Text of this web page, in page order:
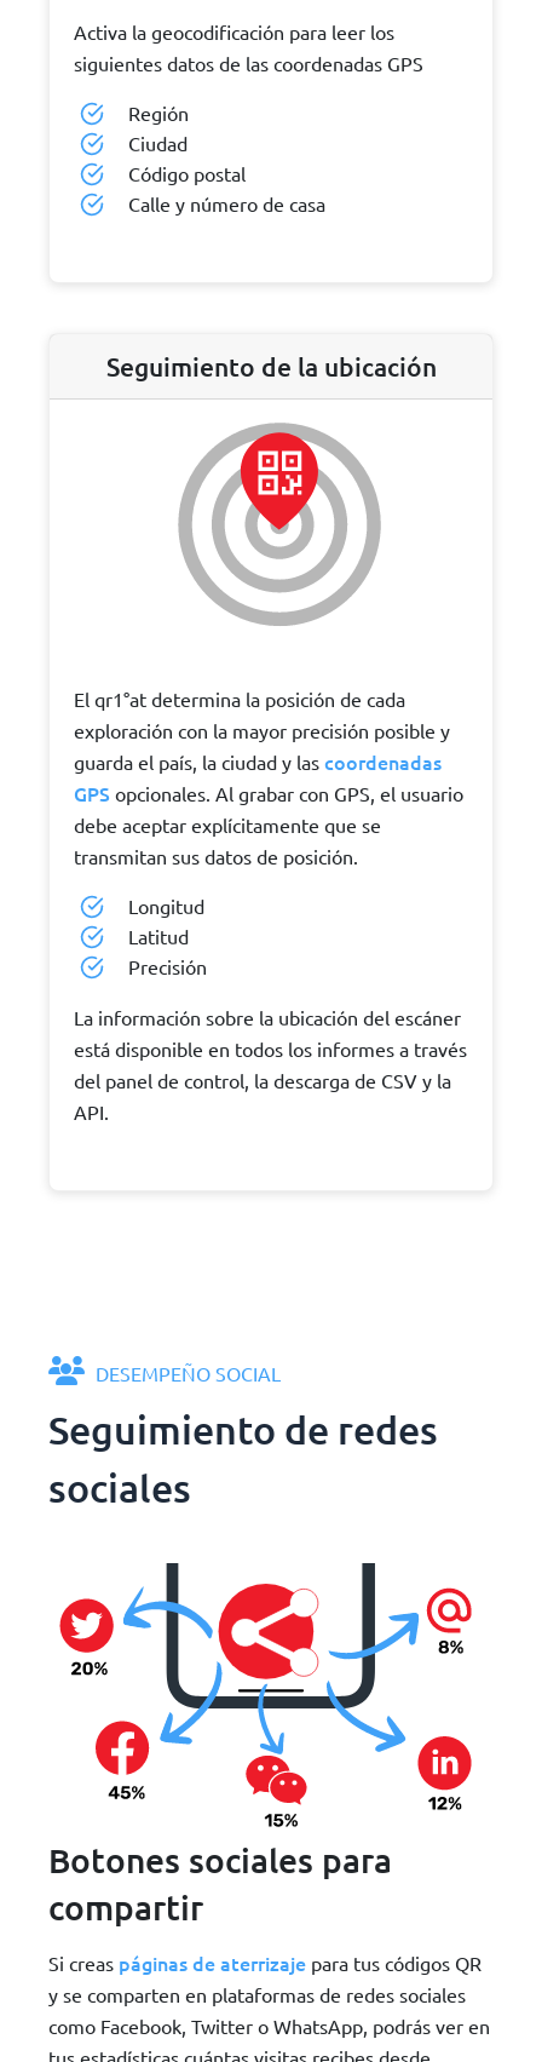
Seguimiento de la ubicación
El qr1°at determina la posición de cada
exploración con la mayor precisión posible y
guarda el país, la ciudad y las coordenadas
GPS opcionales. Al grabar con GPS, el usuario
debe aceptar explícitamente que se
transmitan sus datos de posición.
Longitud
Latitud
Precisión
La información sobre la ubicación del escáner
está disponible en todos los informes a través
del panel de control, la descarga de CSV y la
API.
Activa la geocodificación para leer los
siguientes datos de las coordenadas GPS
Región
Ciudad
Código postal
Calle y número de casa
DESEMPEÑO SOCIAL
Seguimiento de redes
sociales
Botones sociales para
compartir
Si creas páginas de aterrizaje para tus códigos QR
y se comparten en plataformas de redes sociales
como Facebook, Twitter o WhatsApp, podrás ver en
tus estadísticas cuántas visitas recibes desde